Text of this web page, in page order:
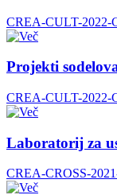
CREA-CULT-2022-
Projekti
CREA-CULT-2022-
Laboratorij za
CREA-CROSS-